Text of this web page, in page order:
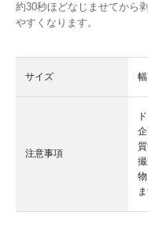
約30秒ほどなじませてから
やすくなります。
サイズ
注意事項